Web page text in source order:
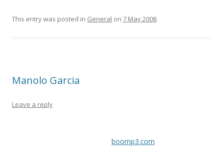
This entry was posted in General on 7 May 2008.
Manolo Garcia
Leave a reply
boomp3.com